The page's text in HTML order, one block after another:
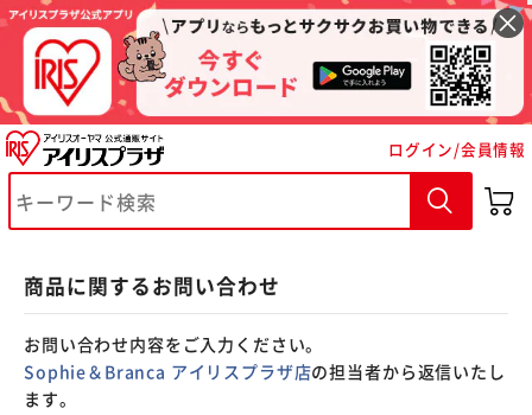
ログイン/会員情報
商品に関するお問い合わせ
お問い合わせ内容をご入力ください。
Sophie＆Branca アイリスプラザ店の担当者から返信いたし
ます。
※ご確認ください
カートに入れる